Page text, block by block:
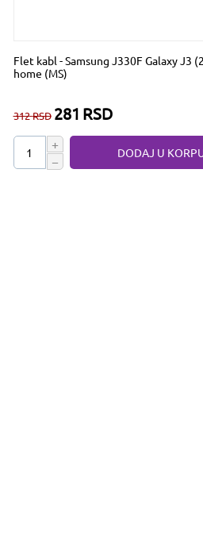
Flet kabl - Samsung J330F Galaxy J3
home (MS)
312RSD 281 RSD
+
−
DODAJ U